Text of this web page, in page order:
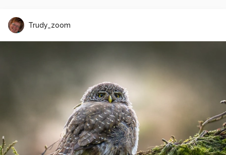
Trudy_zoom